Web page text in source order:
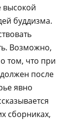
высокой
буддизма.
Возможно,
том, что при
после
явно
сборниках,